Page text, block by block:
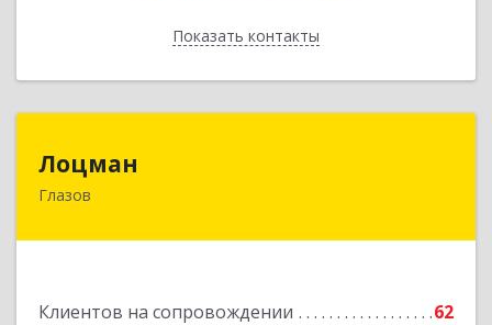
Показать контакты
Назад
Лоцман
Глазов
Клиентов на сопровождении
62
427620, Удмуртская Респ, Глазов г, Сибирская